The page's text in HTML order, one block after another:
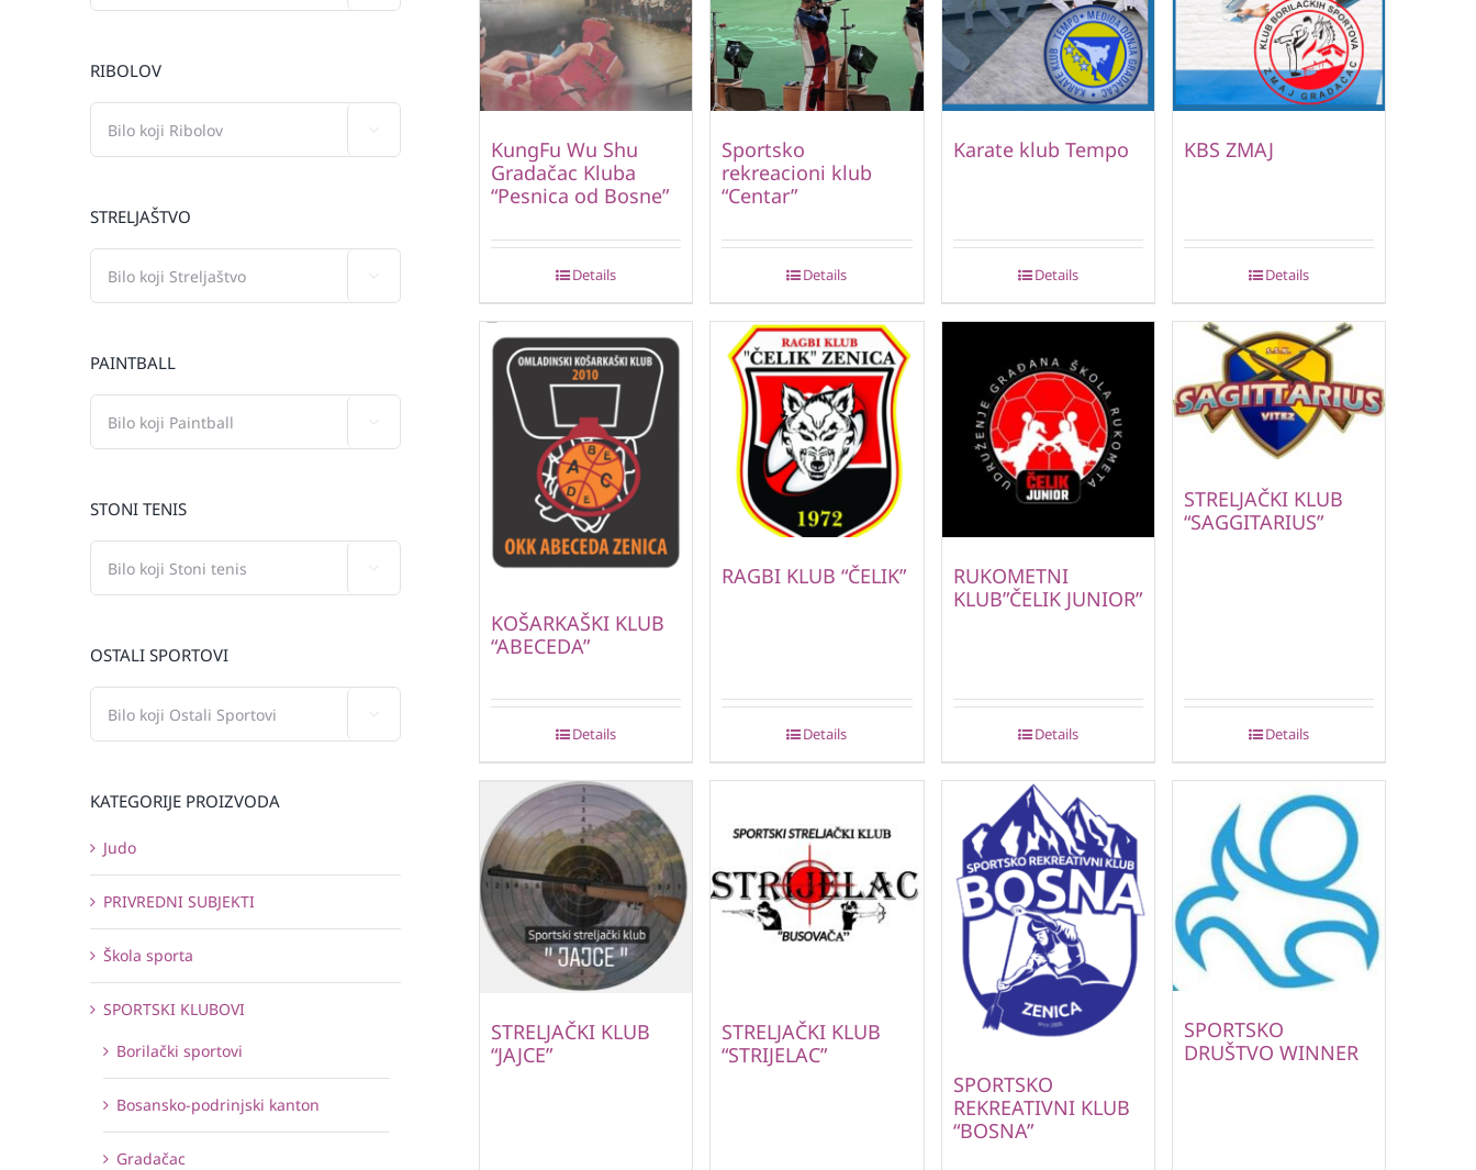
KungFu Wu Shu
Gradačac Kluba
“Pesnica od Bosne”
Details
Sportsko
rekreacioni klub
“Centar”
Details
Karate klub Tempo
Details
KBS ZMAJ
Details
KOŠARKAŠKI KLUB
“ABECEDA”
Details
RAGBI KLUB “ČELIK”
Details
RUKOMETNI
KLUB”ČELIK JUNIOR”
Details
STRELJAČKI KLUB
“SAGGITARIUS”
Details
STRELJAČKI KLUB
“JAJCE”
STRELJAČKI KLUB
“STRIJELAC”
SPORTSKO
REKREATIVNI KLUB
“BOSNA”
SPORTSKO
DRUŠTVO WINNER
RIBOLOV
STRELJAŠTVO
PAINTBALL
STONI TENIS
OSTALI SPORTOVI
KATEGORIJE PROIZVODA
Judo
PRIVREDNI SUBJEKTI
Škola sporta
SPORTSKI KLUBOVI
Borilački sportovi
Bosansko-podrinjski kanton
Gradačac